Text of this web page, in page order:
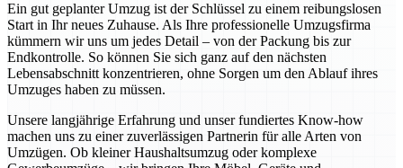
Ein gut geplanter Umzug ist der Schlüssel zu einem reibungslosen
Start in Ihr neues Zuhause. Als Ihre professionelle Umzugsfirma
kümmern wir uns um jedes Detail – von der Packung bis zur
Endkontrolle. So können Sie sich ganz auf den nächsten
Lebensabschnitt konzentrieren, ohne Sorgen um den Ablauf ihres
Umzuges haben zu müssen.
Unsere langjährige Erfahrung und unser fundiertes Know-how
machen uns zu einer zuverlässigen Partnerin für alle Arten von
Umzügen. Ob kleiner Haushaltsumzug oder komplexe